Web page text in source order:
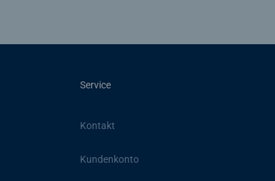
Service
Kontakt
Kundenkonto